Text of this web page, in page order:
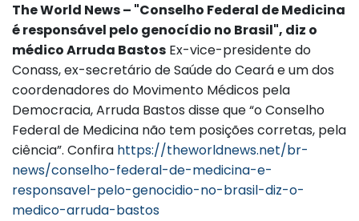
The World News – "Conselho Federal de Medicina
é responsável pelo genocídio no Brasil", diz o
médico Arruda Bastos Ex-vice-presidente do
Conass, ex-secretário de Saúde do Ceará e um dos
coordenadores do Movimento Médicos pela
Democracia, Arruda Bastos disse que “o Conselho
Federal de Medicina não tem posições corretas, pela
ciência”. Confira https://theworldnews.net/br-
news/conselho-federal-de-medicina-e-
responsavel-pelo-genocidio-no-brasil-diz-o-
medico-arruda-bastos